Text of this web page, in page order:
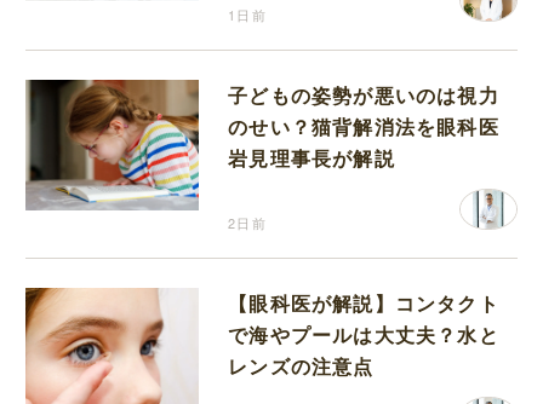
1日前
子どもの姿勢が悪いのは視力
のせい？猫背解消法を眼科医
岩見理事長が解説
2日前
【眼科医が解説】コンタクト
で海やプールは大丈夫？水と
レンズの注意点